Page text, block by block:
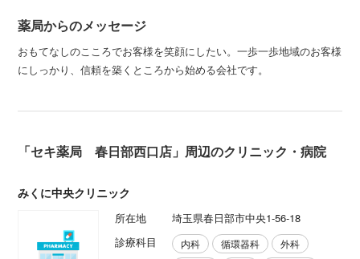
薬局からのメッセージ
おもてなしのこころでお客様を笑顔にしたい。一歩一歩地域のお客様
にしっかり、信頼を築くところから始める会社です。
「セキ薬局 春日部西口店」周辺のクリニック・病院
みくに中央クリニック
所在地
埼玉県春日部市中央1-56-18
診療科目
内科 循環器科
外科